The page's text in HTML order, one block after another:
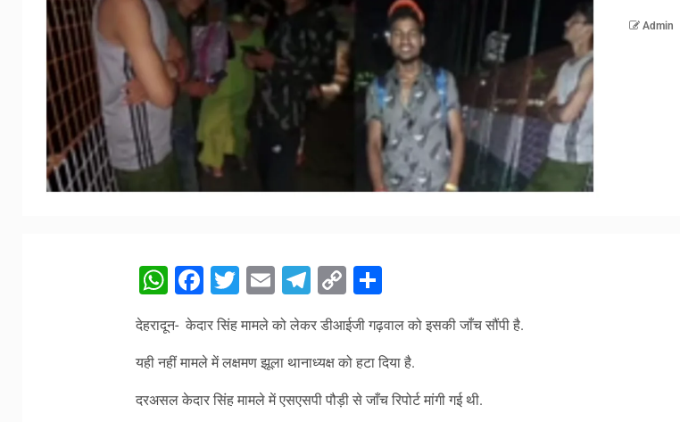
Admin
WhatsApp
Facebook
Twitter
EmailTelegram
Copy
Link
Share
देहरादून- केदार सिंह मामले को लेकर डीआईजी गढ़वाल को इसकी जाँच सौंपी है.
यही नहीं मामले में लक्षमण झूला थानाध्यक्ष को हटा दिया है.
दरअसल केदार सिंह मामले में एसएसपी पौड़ी से जाँच रिपोर्ट मांगी गई थी.